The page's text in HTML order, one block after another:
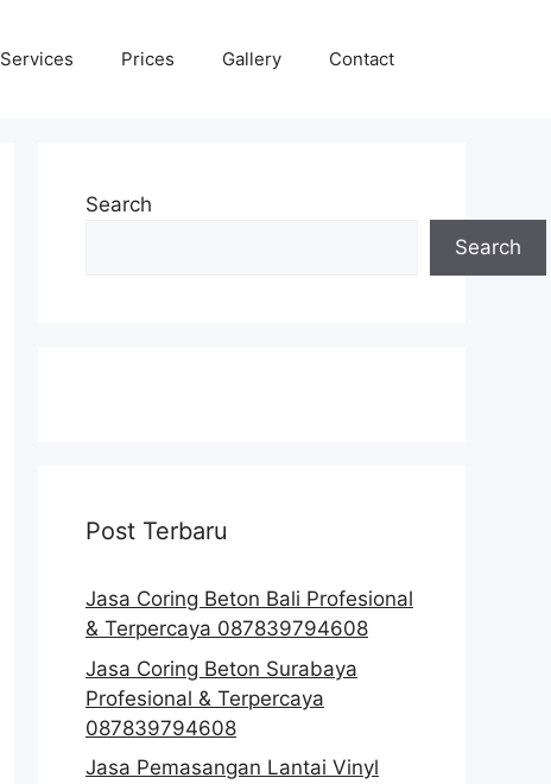
Services Prices Gallery Contact
Search
Search
Post Terbaru
Jasa Coring Beton Bali Profesional
& Terpercaya 087839794608
Jasa Coring Beton Surabaya
Profesional & Terpercaya
087839794608
Jasa Pemasangan Lantai Vinyl